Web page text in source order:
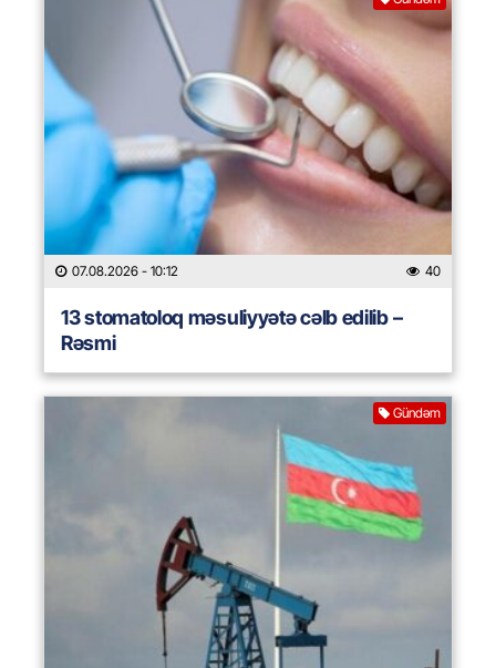
07.08.2026 - 10:12 40
13 stomatoloq məsuliyyətə cəlb edilib –
Rəsmi
Gündəm